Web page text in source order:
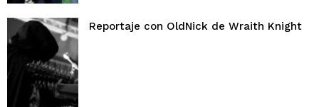
Reportaje con OldNick de Wraith Knight